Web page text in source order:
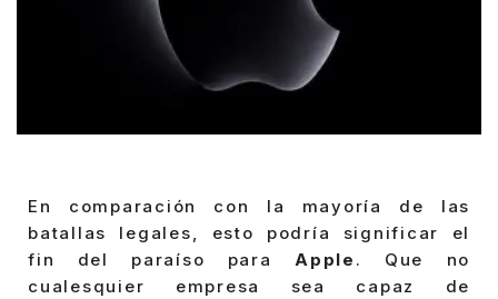
En comparación con la mayoría de las
batallas legales, esto podría significar el
fin del paraíso paraApple . Que no
cualesquier empresa sea capaz de